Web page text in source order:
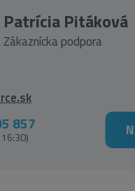
Patrícia Pitáková
Zákaznícka podpora
857